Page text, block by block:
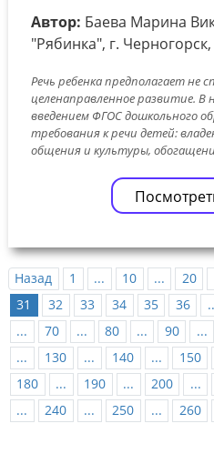
Автор: Баева Марина
"Рябинка", г.
Речь ребенка предполагает не
целенаправленное развитие. В
введением ФГОС дошкольного
требования к речи детей:
общения и культуры,
Назад 1 ... 10 ... 20
31
32 33 34 35 36
...
70 ... 80 ... 90 ...
...
130 ... 140 ... 150
180
... 190 ... 200 ...
...
240 ... 250 ... 260